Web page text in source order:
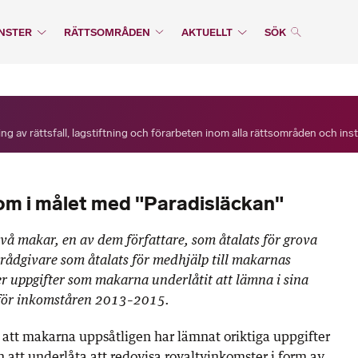
RÄTTSOMRÅDEN AKTUELLT SÖK
av rättsfall, lagstiftning och förarbeten inom alla rättsområden och
i målet med "Paradisläckan"
makar, en av dem författare, som åtalats för grova
som åtalats för medhjälp till makarnas
uppgifter som makarna underlåtit att lämna i sina
inkomståren 2013–2015.
makarna uppsåtligen har lämnat oriktiga uppgifter